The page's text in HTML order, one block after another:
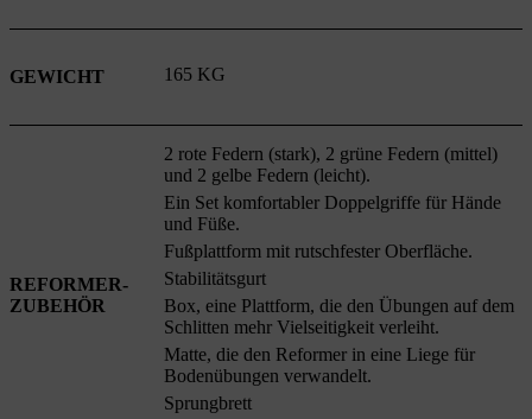
GEWICHT 165 KG
REFORMER-
ZUBEHÖR
2 rote Federn (stark), 2 grüne Federn (mittel)
und 2 gelbe Federn (leicht).
Ein Set komfortabler Doppelgriffe für Hände
und Füße.
Fußplattform mit rutschfester Oberfläche.
Stabilitätsgurt
Box, eine Plattform, die den Übungen auf dem
Schlitten mehr Vielseitigkeit verleiht.
Matte, die den Reformer in eine Liege für
Bodenübungen verwandelt.
Sprungbrett